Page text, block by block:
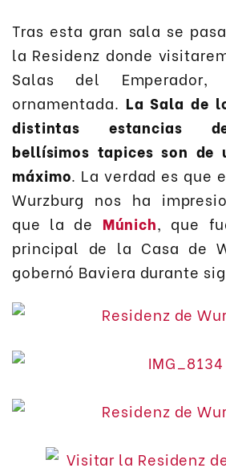
Tras esta gran sala se
la Residenz donde
Salas del
ornamentada. La Sala de
distintas estancias
bellísimos tapices son de
máximo. La verdad es que
Wurzburg nos ha
que la de Múnich, que
principal de la Casa de
gobernó Baviera durante